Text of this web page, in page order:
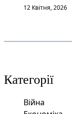
12 Квітня, 2026
Категорії
Війна